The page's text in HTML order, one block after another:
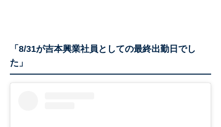
「8/31が吉本興業社員としての最終出勤日でし
た」